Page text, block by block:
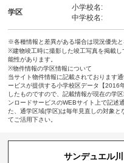
学区
小学校名:
中学校名:
※各種情報と差異がある場合は現況優先と
※建物竣工時に撮影した竣工写真を掲載
能性があります。
※物件情報の学区情報について
当サイト物件情報に記載されております
ービスが提供する小学校区データ【2016
したものですので、記載情報が現在の学
ンロードサービスのWEBサイト上で記述
た、通学区域(学区)は毎年見直しの対象と
てご活用下さい。
サンデュエル